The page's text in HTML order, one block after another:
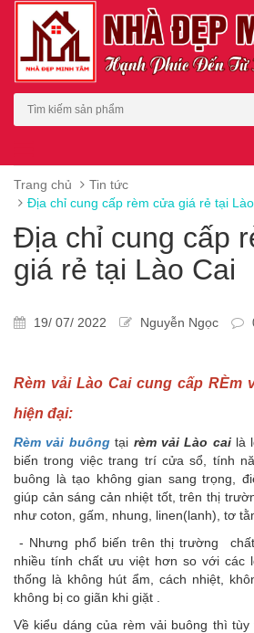
Trang chủ
Tin tức
Địa chỉ cung cấp rèm cửa giá rẻ tại
Địa chỉ cung cấp
giá rẻ tại Lào Cai
19/ 07/ 2022 Nguyễn Ngọc
Rèm vải Lào Cai cung cấp RÈm
hiện đại:
Rèm vải buôngtại rèm vải Lào cai là
biến trong việc trang trí cửa sổ, tính
buông là tạo không gian sang trọng,
giúp cản sáng cản nhiệt tốt, trên thị
như coton, gấm, nhung, linen(lanh), tơ
- Nhưng phổ biến trên thị trường
nhiều tính chất ưu việt hơn so với các
thống là không hút ẩm, cách nhiệt,
không bị co giãn khi giặt .
Về kiểu dáng của rèm vải buông thì